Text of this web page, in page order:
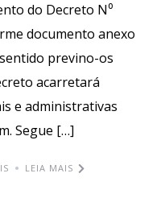
do Decreto N⁰
documento anexo
previno-os
acarretará
e administrativas
Segue […]
LEIA MAIS